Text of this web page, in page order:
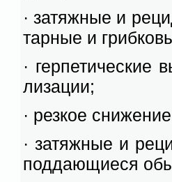
· за­тяж­ные и
тар­ные и
·
ли­за­ции;
· рез­кое
· за­тяж­ные и
под­да­ю­щи­е­ся